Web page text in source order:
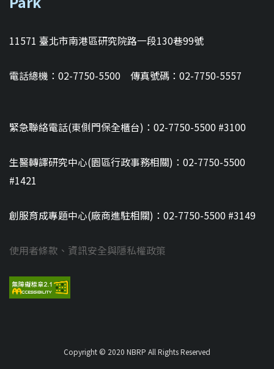
11571 臺北市南港區研究院路一段130巷99號
電話總機：02-7750-5500 傳真號碼：02-7750-5557
緊急聯絡電話(東側門保全櫃台)：02-7750-5500 #3100
生醫轉譯研究中心(園區行政事務相關)：02-7750-5500
#1421
創服育成專題中心(廠商進駐相關)：02-7750-5500 #3149
使用者條款、資訊安全與隱私權政策
Copyright © 2020 NBRP All Rights Reserved